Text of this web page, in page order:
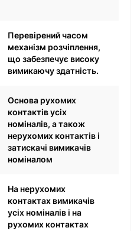
Перевірений часом
механізм розчіплення,
що забезпечує високу
вимикаючу здатність.
Основа рухомих
контактів усіх
номіналів, а також
нерухомих контактів і
затискачі вимикачів
номіналом
На нерухомих
контактах вимикачів
усіх номіналів і на
рухомих контактах